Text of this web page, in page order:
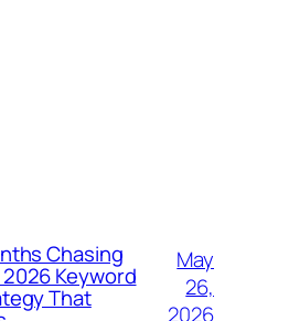
Chasing
Keyword
That
May
26,
2026